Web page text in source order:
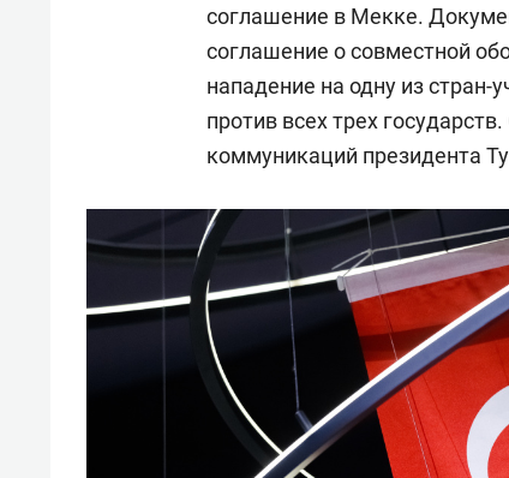
соглашение в Мекке.
соглашение о совместной
нападение на одну из стран-
против всех трех
коммуникаций президента